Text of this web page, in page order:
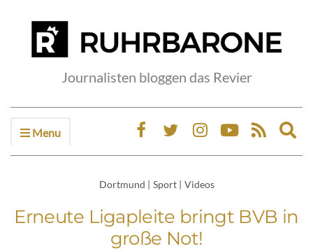
Journalisten bloggen das Revier
Menu
Dortmund | Sport | Videos
Erneute Ligapleite bringt BVB in
große Not!